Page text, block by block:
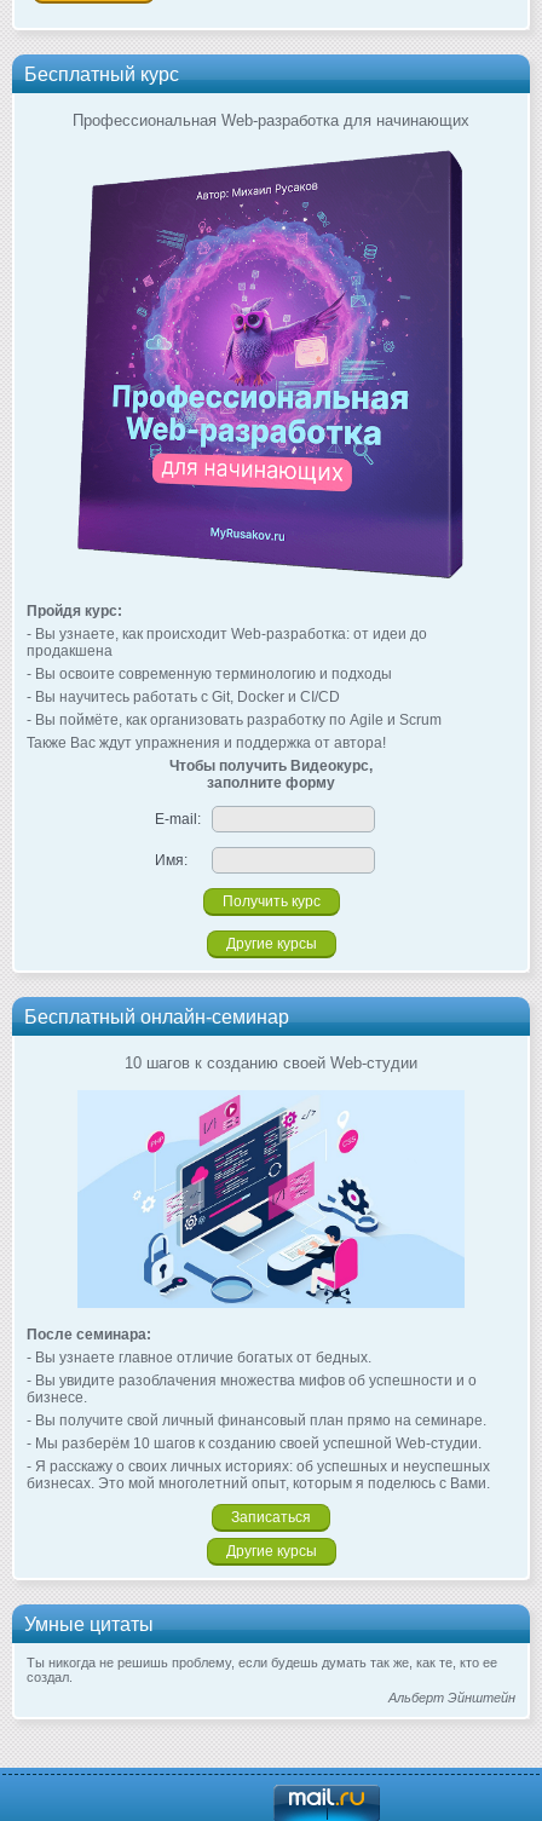
Бесплатный курс
Профессиональная Web-разработка для начинающих
Пройдя курс:
- Вы узнаете, как происходит Web-разработка: от идеи до
продакшена
- Вы освоите современную терминологию и подходы
- Вы научитесь работать с Git, Docker и CI/CD
- Вы поймёте, как организовать разработку по Agile и Scrum
Также Вас ждут упражнения и поддержка от автора!
Чтобы получить Видеокурс,
заполните форму
E-mail:
Имя:
Другие курсы
Бесплатный онлайн-семинар
10 шагов к созданию своей Web-студии
После семинара:
- Вы узнаете главное отличие богатых от бедных.
- Вы увидите разоблачения множества мифов об успешности и о
бизнесе.
- Вы получите свой личный финансовый план прямо на семинаре.
- Мы разберём 10 шагов к созданию своей успешной Web-студии.
- Я расскажу о своих личных историях: об успешных и неуспешных
бизнесах. Это мой многолетний опыт, которым я поделюсь с Вами.
Записаться
Другие курсы
Умные цитаты
Ты никогда не решишь проблему, если будешь думать так же, как те, кто ее
создал.
Альберт Эйнштейн